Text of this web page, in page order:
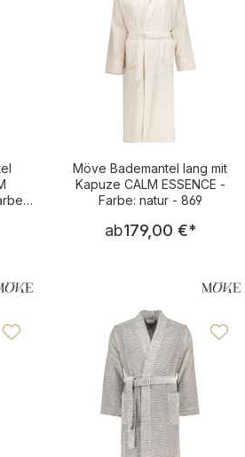
Preis:
Möve Bademantel lang mit
Kapuze CALM ESSENCE -
Farbe: natur - 869
Regulärer
ab179,00 €*
von 4.75 von 5 Sternen